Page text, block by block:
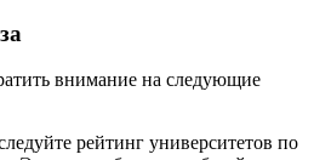
внимание на следующие
рейтинг университетов по